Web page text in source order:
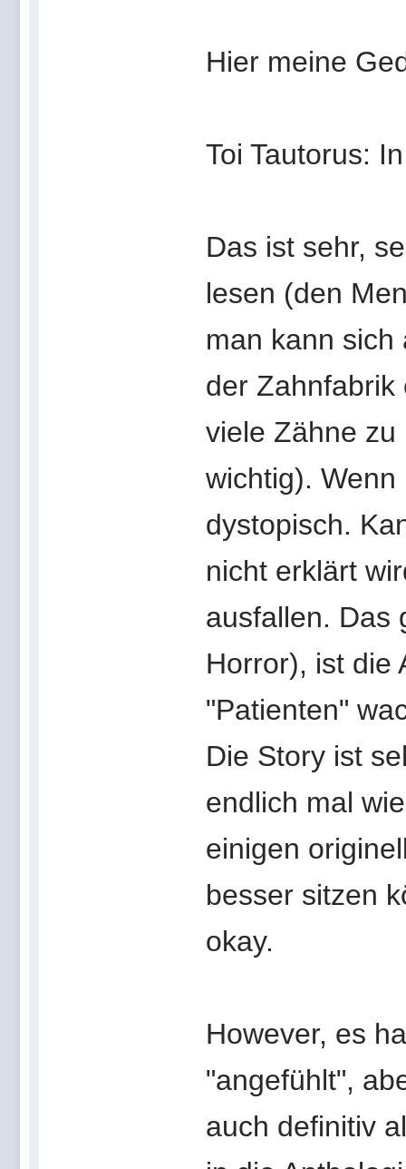
Hier meine
Toi Tautorus:
Das ist sehr,
lesen (den
man kann sich
der Zahnfabrik
viele Zähne
wichtig).
dystopisch.
nicht erklärt
ausfallen. Das
Horror), ist die
"Patienten"
Die Story ist
endlich mal
einigen
besser sitzen
okay.
However, es
"angefühlt",
auch definitiv